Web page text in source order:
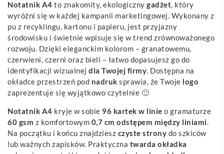
Notatnik A4 to znakomity, ekologiczny gadżet, który
wyróżni się w każdej kampanii marketingowej. Wykonany z
pu z recyklingu, kartonu i papieru, jest przyjazny
środowisku i świetnie wpisuje się w trend zrównoważonego
rozwoju. Dzięki eleganckim kolorom – granatowemu,
czerwieni, czerni oraz bieli – łatwo dopasujesz go do
identyfikacji wizualnej dla Twojej firmy. Dostępna na
okładce przestrzeń pod nadruk sprawia, że Twoje logo
zaprezentuje się wyjątkowo czytelnie 🙂
Notatnik A4 kryje w sobie 96 kartek w linie o gramaturze
60 gsm z komfortowym 0,7 cm odstępem między liniami.
Na początku i końcu znajdziesz czyste strony do szkiców
lub ważnych zapisków. Praktyczna twarda okładka